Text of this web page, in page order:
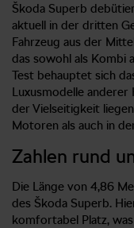
Škoda Superb
aktuell in der dritten
Fahrzeug aus der
das sowohl als Kombi
Test behauptet sich
Luxusmodelle
der Vielseitigkeit
Motoren als auch in
Zahlen rund
Die Länge von 4,86
des Škoda Superb.
komfortabel Platz,